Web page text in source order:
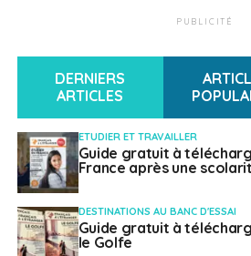
PUBLICITÉ
DERNIERS
ARTICLES
ETUDIER ET TRAVAILLER
Guide gratuit à
France après une
DESTINATIONS AU BANC D'ESSAI
Guide gratuit à
le Golfe